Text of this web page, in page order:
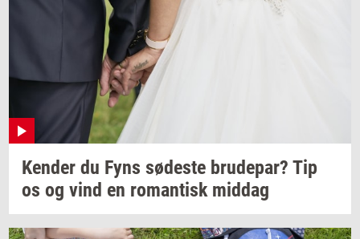
Ken­der du Fyns sø­de­ste bru­de­par? Tip
os og vind en ro­man­tisk mid­dag